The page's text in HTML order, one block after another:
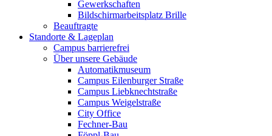
Gewerkschaften
Bildschirmarbeitsplatz Brille
Beauftragte
Standorte & Lageplan
Campus barrierefrei
Über unsere Gebäude
Automatikmuseum
Campus Eilenburger Straße
Campus Liebknechtstraße
Campus Weigelstraße
City Office
Fechner-Bau